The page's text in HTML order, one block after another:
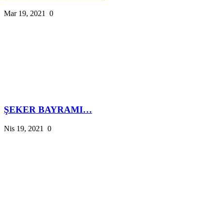
Mar 19, 2021 0
ŞEKER BAYRAMI…
Nis 19, 2021 0